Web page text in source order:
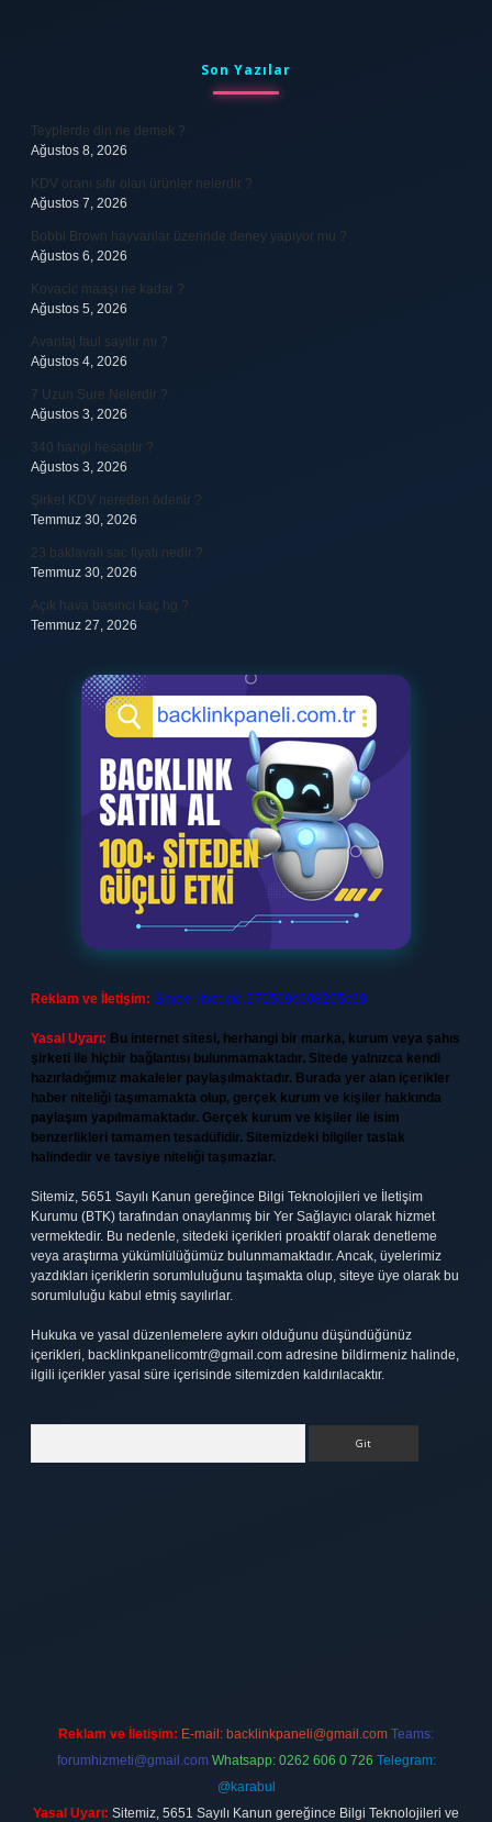
Son Yazılar
Teyplerde din ne demek ?
Ağustos 8, 2026
KDV oranı sıfır olan ürünler nelerdir ?
Ağustos 7, 2026
Bobbi Brown hayvanlar üzerinde deney yapıyor mu ?
Ağustos 6, 2026
Kovacic maaşı ne kadar ?
Ağustos 5, 2026
Avantaj faul sayılır mı ?
Ağustos 4, 2026
7 Uzun Sure Nelerdir ?
Ağustos 3, 2026
340 hangi hesaptır ?
Ağustos 3, 2026
Şirket KDV nereden ödenir ?
Temmuz 30, 2026
23 baklavalı sac fiyatı nedir ?
Temmuz 30, 2026
Açık hava basıncı kaç hg ?
Temmuz 27, 2026
Reklam ve İletişim: Skype: live:.cid.575569c608265c69
Yasal Uyarı: Bu internet sitesi, herhangi bir marka, kurum veya şahıs
şirketi ile hiçbir bağlantısı bulunmamaktadır. Sitede yalnızca kendi
hazırladığımız makaleler paylaşılmaktadır. Burada yer alan içerikler
haber niteliği taşımamakta olup, gerçek kurum ve kişiler hakkında
paylaşım yapılmamaktadır. Gerçek kurum ve kişiler ile isim
benzerlikleri tamamen tesadüfidir. Sitemizdeki bilgiler taslak
halindedir ve tavsiye niteliği taşımazlar.
Sitemiz, 5651 Sayılı Kanun gereğince Bilgi Teknolojileri ve İletişim
Kurumu (BTK) tarafından onaylanmış bir Yer Sağlayıcı olarak hizmet
vermektedir. Bu nedenle, sitedeki içerikleri proaktif olarak denetleme
veya araştırma yükümlülüğümüz bulunmamaktadır. Ancak, üyelerimiz
yazdıkları içeriklerin sorumluluğunu taşımakta olup, siteye üye olarak bu
sorumluluğu kabul etmiş sayılırlar.
Hukuka ve yasal düzenlemelere aykırı olduğunu düşündüğünüz
içerikleri, backlinkpanelicomtr@gmail.com adresine bildirmeniz halinde,
ilgili içerikler yasal süre içerisinde sitemizden kaldırılacaktır.
Reklam ve İletişim: E-mail: backlinkpaneli@gmail.com Teams:
forumhizmeti@gmail.com Whatsapp: 0262 606 0 726 Telegram:
@karabul
Yasal Uyarı: Sitemiz, 5651 Sayılı Kanun gereğince Bilgi Teknolojileri ve